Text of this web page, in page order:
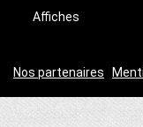
Affiches
Nos partenaires